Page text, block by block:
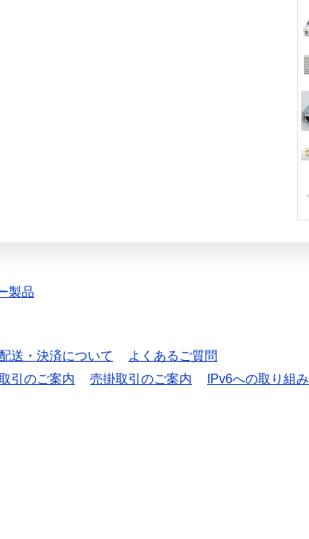
製品
送・決済について
よくあるご質問
引のご案内 売掛取引のご案内
IPv6への取り組み